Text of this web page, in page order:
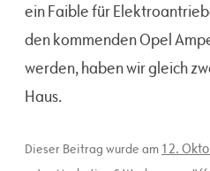
ein Faible für
den kommenden Opel
werden, haben wir gleich
Haus.
Dieser Beitrag wurde am 12.